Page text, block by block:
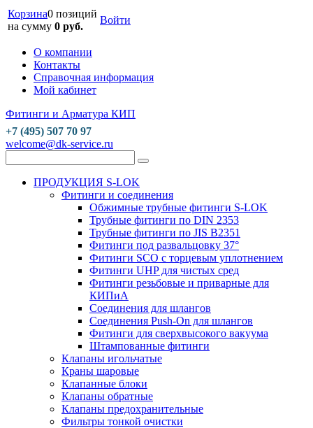
Корзина0 позиций
на сумму 0 руб.
Войти
О компании
Контакты
Справочная информация
Мой кабинет
Фитинги и Арматура КИП
+7 (495) 507 70 97
welcome@dk-service.ru
ПРОДУКЦИЯ S-LOK
Фитинги и соединения
Обжимные трубные фитинги S-LOK
Трубные фитинги по DIN 2353
Трубные фитинги по JIS B2351
Фитинги под развальцовку 37°
Фитинги SCO с торцевым уплотнением
Фитинги UHP для чистых сред
Фитинги резьбовые и приварные для
КИПиА
Соединения для шлангов
Соединения Push-On для шлангов
Фитинги для сверхвысокого вакуума
Штампованные фитинги
Клапаны игольчатые
Краны шаровые
Клапанные блоки
Клапаны обратные
Клапаны предохранительные
Фильтры тонкой очистки